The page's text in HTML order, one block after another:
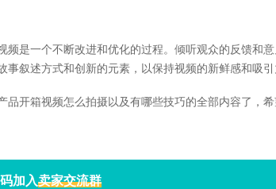
频是一个不断改进和优化的过程。倾听观众的反馈和
事叙述方式和创新的元素，以保持视频的新鲜感和吸引
品开箱视频怎么拍摄以及有哪些技巧的全部内容了，希
加入卖家交流群